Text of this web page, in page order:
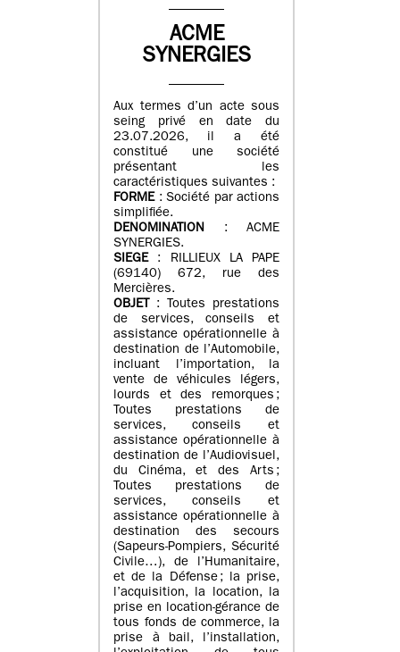
ACME
SYNERGIES
Aux termes d’un acte sous
seing privé en date du
23.07.2026, il a été
constitué une société
présentant les
caractéristiques suivantes :
FORME: Société par actions
simplifiée.
DENOMINATION : ACME
SYNERGIES.
SIEGE: RILLIEUX LA PAPE
(69140) 672, rue des
Mercières.
OBJET
: Toutes prestations
de services, conseils et
assistance opérationnelle à
destination de l’Automobile,
incluant l’importation, la
vente de véhicules légers,
lourds et des remorques ;
Toutes prestations de
services, conseils et
assistance opérationnelle à
destination de l’Audiovisuel,
du Cinéma, et des Arts ;
Toutes prestations de
services, conseils et
assistance opérationnelle à
destination des secours
(Sapeurs-Pompiers, Sécurité
Civile…), de l’Humanitaire,
et de la Défense ; la prise,
l’acquisition, la location, la
prise en location-gérance de
tous fonds de commerce, la
prise à bail, l’installation,